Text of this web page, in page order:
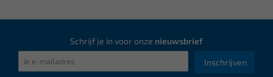
Schrijf je in voor onze nieuwsbrief
Inschrijven